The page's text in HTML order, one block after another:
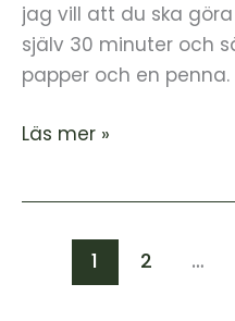
jag vill att du ska
själv 30 minuter och
papper och en penna.
Läs mer »
1 2 …